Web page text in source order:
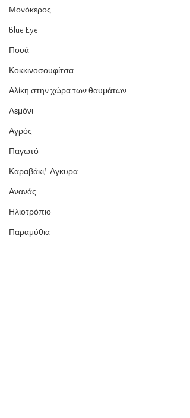
Μονόκερος
Blue Eye
Πουά
Κοκκινοσουφίτσα
Αλίκη στην χώρα των θαυμάτων
Λεμόνι
Αγρός
Παγωτό
Καραβάκι/ 'Αγκυρα
Ανανάς
Ηλιοτρόπιο
Παραμύθια